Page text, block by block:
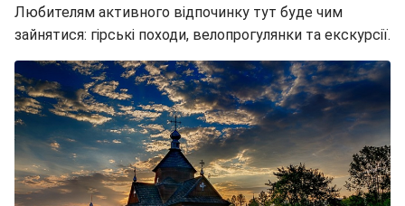
Любителям активного відпочинку тут буде чим
зайнятися: гірські походи, велопрогулянки та екскурсії.